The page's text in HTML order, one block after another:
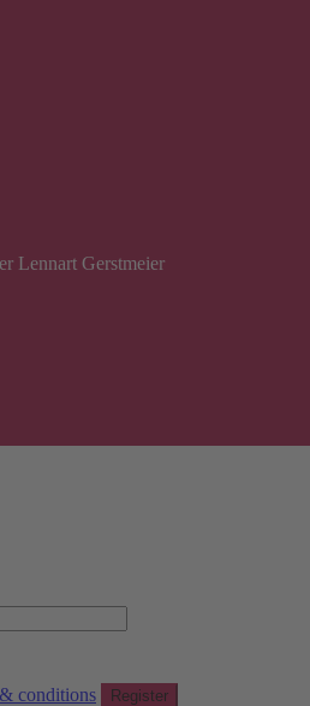
Lennart Gerstmeier
conditions Register